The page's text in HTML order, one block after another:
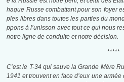
haque Russe combattant pour son foyer
ples libres dans toutes les parties du
ppons à l’unisson avec tout ce qui nous
notre ligne de conduite et notre décision.
*****
C’est le T-34 qui sauve la Grande Mère
1941 et trouvent en face d’eux une